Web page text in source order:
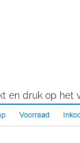
en druk op het